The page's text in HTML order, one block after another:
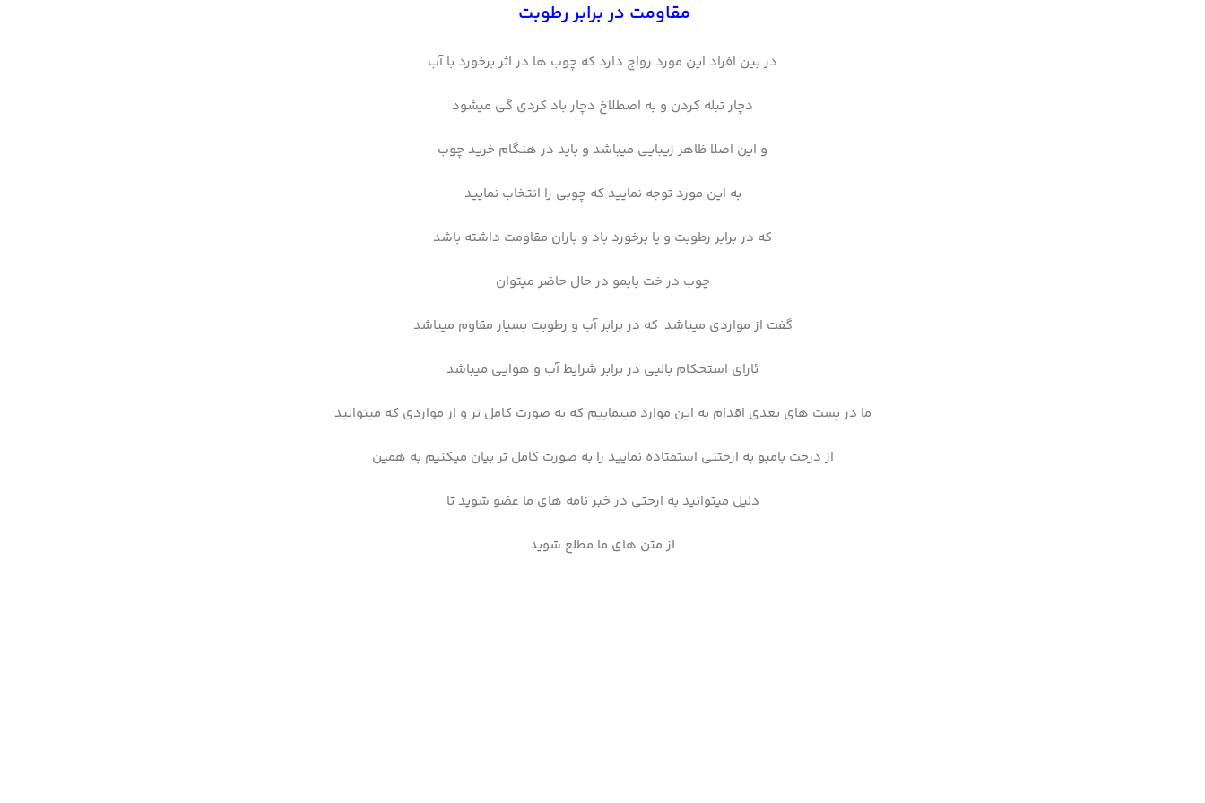
مقاومت در برابر رطوبت
در بین افراد این مورد رواج دارد که چوب ها در اثر برخورد با آب
دچار تبله کردن و به اصطلاخ دچار باد کردی گی میشود
و این اصلا ظاهر زیبایی میباشد و باید در هنگام خرید چوب
به این مورد توجه نمایید که چوبی را انتخاب نمایید
که در برابر رطوبت و یا برخورد باد و باران مقاومت داشته باشد
چوب در خت بابمو در حال حاضر میتوان
گفت از مواردی میباشد که در برابر آب و رطوبت بسیار مقاوم میباشد
ئارای استحکام بالیی در برابر شرایط آب و هوایی میباشد
ما در پست های بعدی اقدام به این موارد مینماییم که به صورت کامل تر و از مواردی که میتوانید
از درخت بامبو به ارختنی استفتاده نمایید را به صورت کامل تر بیان میکنیم به همین
دلیل میتوانید به ارحتی در خبر نامه های ما عضو شوید تا
از متن های ما مطلع شوید